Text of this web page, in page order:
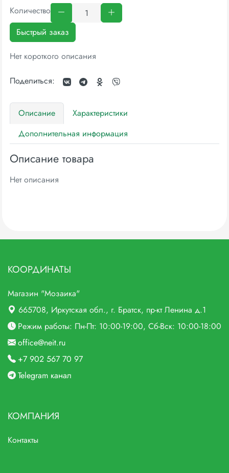
Количество
Быстрый заказ
Нет короткого описания
Поделиться:
Описание
Характеристики
Дополнительная информация
Описание товара
Нет описания
КООРДИНАТЫ
Магазин "Мозаика"
665708, Иркутская обл., г. Братск, пр-кт Ленина д.1
Режим работы: Пн-Пт: 10:00-19:00, Сб-Вск: 10:00-18:00
office@neit.ru
+7 902 567 70 97
Telegram канал
КОМПАНИЯ
Контакты